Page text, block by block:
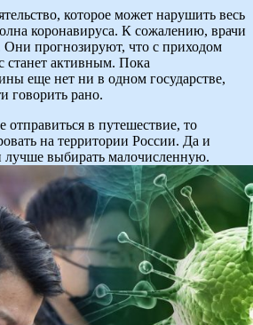
которое может нарушить весь
коронавируса. К сожалению, врачи
Они прогнозируют, что с приходом
станет активным. Пока
еще нет ни в одном государстве,
говорить рано.
отправиться в путешествие, то
на территории России. Да и
лучше выбирать малочисленную.